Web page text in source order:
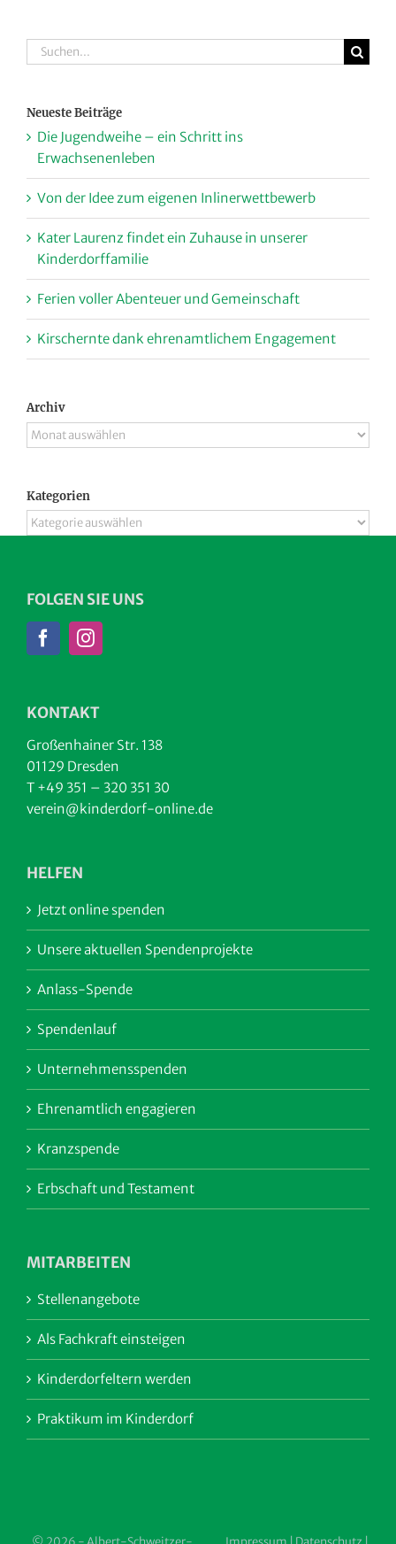
Suche
nach:
Neueste Beiträge
Die Jugendweihe – ein Schritt ins
Erwachsenenleben
Von der Idee zum eigenen Inlinerwettbewerb
Kater Laurenz findet ein Zuhause in unserer
Kinderdorffamilie
Ferien voller Abenteuer und Gemeinschaft
Kirschernte dank ehrenamtlichem Engagement
Archiv
Archiv
Kategorien
Kategorien
FOLGEN SIE UNS
KONTAKT
Großenhainer Str. 138
01129 Dresden
T +49 351 – 320 351 30
verein@kinderdorf-online.de
HELFEN
Jetzt online spenden
Unsere aktuellen Spendenprojekte
Anlass-Spende
Spendenlauf
Unternehmensspenden
Ehrenamtlich engagieren
Kranzspende
Erbschaft und Testament
MITARBEITEN
Stellenangebote
Als Fachkraft einsteigen
Kinderdorfeltern werden
Praktikum im Kinderdorf